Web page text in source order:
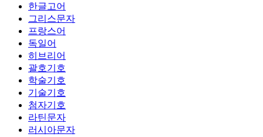
한글고어
그리스문자
프랑스어
독일어
히브리어
괄호기호
학술기호
기술기호
첨자기호
라틴문자
러시아문자